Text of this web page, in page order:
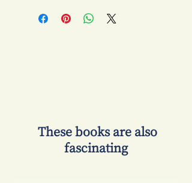
​ These books are also
fascinating